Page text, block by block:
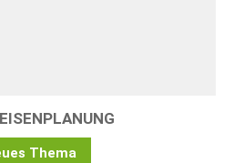
Thema